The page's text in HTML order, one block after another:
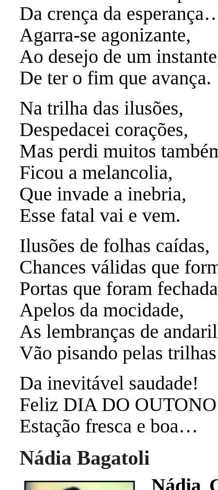
Da crença da
Agarra-se agonizante,
Ao desejo de um
De ter o fim que avança.
Na trilha das ilusões,
Despedacei corações,
Mas perdi muitos
Ficou a melancolia,
Que invade a inebria,
Esse fatal vai e vem.
Ilusões de folhas caídas,
Chances válidas que
Portas que foram
Apelos da mocidade,
As lembranças de
Vão pisando pelas
Da inevitável saudade!
Feliz DIA DO
Estação fresca e boa…
Nádia Bagatoli
Nádia